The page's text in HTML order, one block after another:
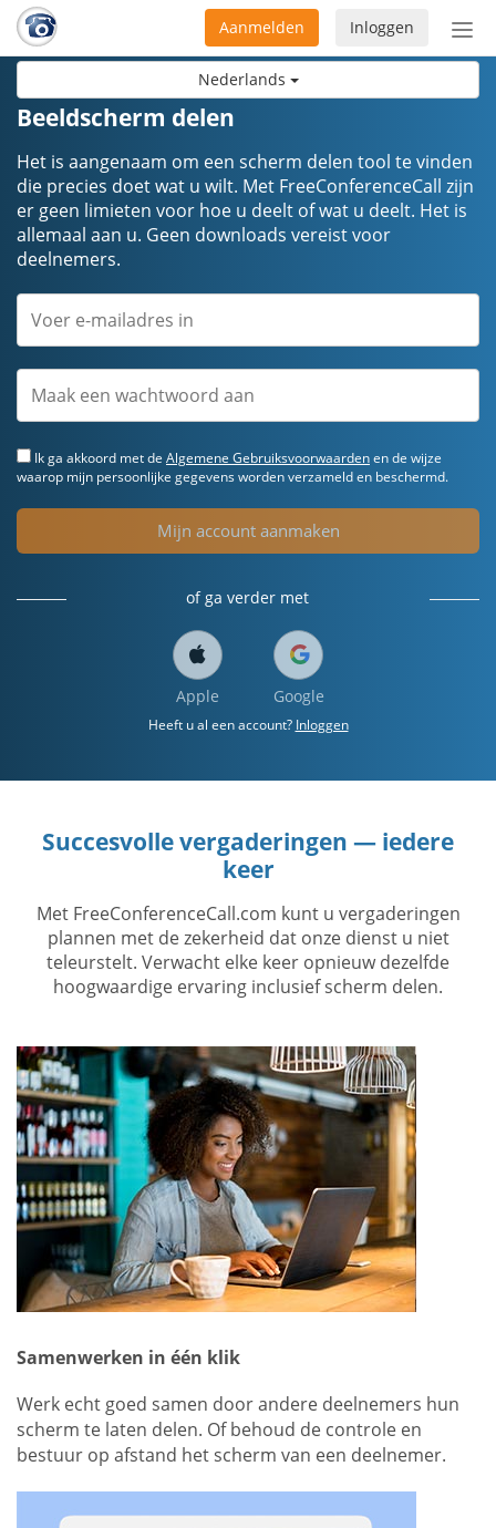
Nederlands
Inloggen
Aanmelden
Beeldscherm delen
Het is aangenaam om een scherm delen tool te vinden
die precies doet wat u wilt. Met FreeConferenceCall zijn
er geen limieten voor hoe u deelt of wat u deelt. Het is
allemaal aan u. Geen downloads vereist voor
deelnemers.
Ik ga akkoord met de Algemene Gebruiksvoorwaardenen de wijze
waarop mijn persoonlijke gegevens worden verzameld en beschermd.
Mijn account aanmaken
of ga verder met
Apple Google
Heeft u al een account? Inloggen
Succesvolle vergaderingen — iedere
keer
Met FreeConferenceCall.com kunt u vergaderingen
plannen met de zekerheid dat onze dienst u niet
teleurstelt. Verwacht elke keer opnieuw dezelfde
hoogwaardige ervaring inclusief scherm delen.
Samenwerken in één klik
Werk echt goed samen door andere deelnemers hun
scherm te laten delen. Of behoud de controle en
bestuur op afstand het scherm van een deelnemer.